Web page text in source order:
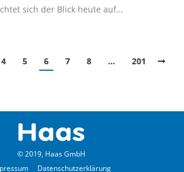
sich der Blick heute auf…
4 5 6 7 8 … 201
© 2019, Haas GmbH
Datenschutzerklärung